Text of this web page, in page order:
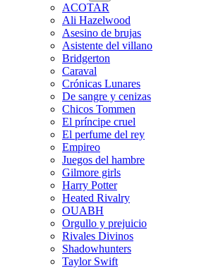
ACOTAR
Ali Hazelwood
Asesino de brujas
Asistente del villano
Bridgerton
Caraval
Crónicas Lunares
De sangre y cenizas
Chicos Tommen
El príncipe cruel
El perfume del rey
Empireo
Juegos del hambre
Gilmore girls
Harry Potter
Heated Rivalry
OUABH
Orgullo y prejuicio
Rivales Divinos
Shadowhunters
Taylor Swift